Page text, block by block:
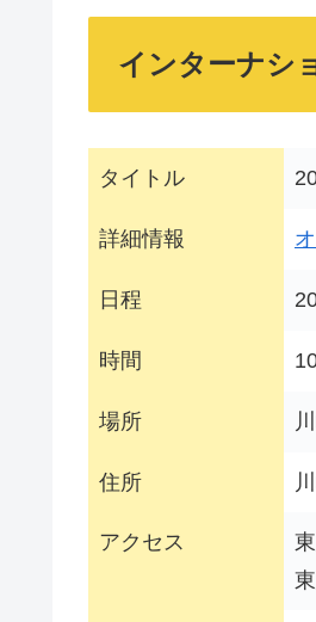
インターナシ
タイトル
詳細情報
日程
時間
場所
住所
アクセス